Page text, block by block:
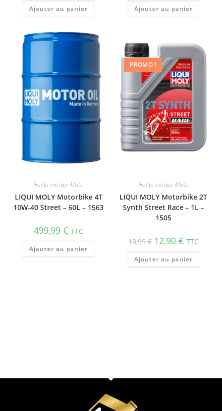
Ajouter au panier Ajouter au panier
Huiles moteur Moto
LIQUI MOLY Motorbike 4T
10W-40 Street – 60L – 1563
499,99€ TTC
Ajouter au panier
PROMO !
Huiles moteur Moto
LIQUI MOLY Motorbike 2T
Synth Street Race – 1L –
1505
13,99€ 12,90 € TTC
Ajouter au panier